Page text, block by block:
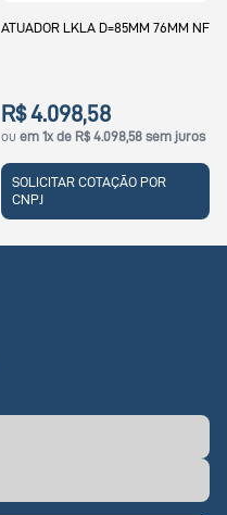
76MM NF
sem juros
POR
ATUADOR
ouem 1x de
SOLICITAR